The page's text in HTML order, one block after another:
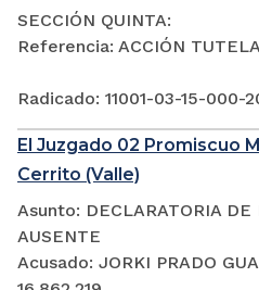
SECCIÓN QUINTA:
Referencia: ACCIÓN
Radicado: 11001-03-15-000-
El Juzgado 02 Promiscuo
Cerrito (Valle)
Asunto: DECLARATORIA DE
AUSENTE
Acusado: JORKI PRADO